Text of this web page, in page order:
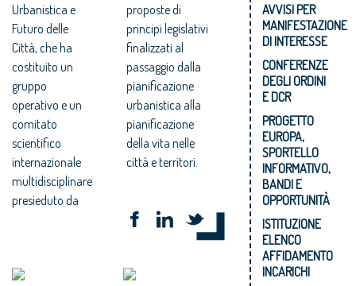
Urbanistica e
Futuro delle
Città, che ha
costituito un
gruppo
operativo e un
comitato
scientifico
internazionale
multidisciplinare
presieduto da
proposte di
principi legislativi
finalizzati al
passaggio dalla
pianificazione
urbanistica alla
pianificazione
della vita nelle
città e territori.
AVVISI PER
MANIFESTAZIONE
DI INTERESSE
CONFERENZE
DEGLI ORDINI
E DCR
PROGETTO
EUROPA,
SPORTELLO
INFORMATIVO,
BANDI E
OPPORTUNITÀ
ISTITUZIONE
ELENCO
AFFIDAMENTO
INCARICHI